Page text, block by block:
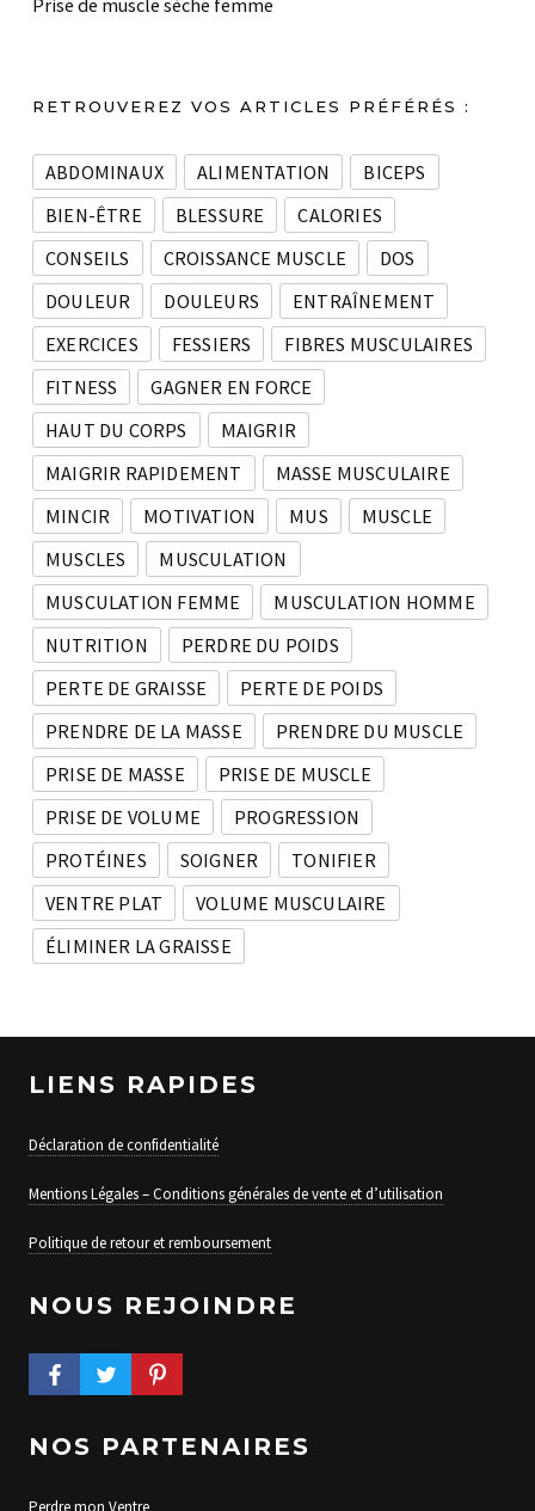
Prise de muscle sèche femme
RETROUVEREZ VOS ARTICLES PRÉFÉRÉS :
ABDOMINAUX ALIMENTATION
BICEPS
BIEN-ÊTRE
BLESSURE
CALORIES
CONSEILS
CROISSANCE MUSCLE
DOS
DOULEUR
DOULEURS
ENTRAÎNEMENT
EXERCICES
FESSIERS
FIBRES MUSCULAIRES
FITNESS
GAGNER EN FORCE
HAUT DU CORPS
MAIGRIR
MAIGRIR RAPIDEMENT
MASSE MUSCULAIRE
MINCIR
MOTIVATION MUS
MUSCLE
MUSCLES
MUSCULATION
MUSCULATION FEMME
MUSCULATION HOMME
NUTRITION
PERDRE DU POIDS
PERTE DE GRAISSE
PERTE DE POIDS
PRENDRE DE LA MASSE
PRENDRE DU MUSCLE
PRISE DE MASSE
PRISE DE MUSCLE
PRISE DE VOLUME
PROGRESSION
PROTÉINES
SOIGNER
TONIFIER
VENTRE PLAT
VOLUME MUSCULAIRE
ÉLIMINER LA GRAISSE
LIENS RAPIDES
Déclaration de confidentialité
Mentions Légales – Conditions générales de vente et d’utilisation
Politique de retour et remboursement
NOUS REJOINDRE
FACEBOOK PROFILE
TWITTER PROFILEPINTEREST PROFILE
NOS PARTENAIRES
Perdre mon Ventre